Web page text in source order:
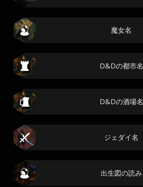
魔女名
D&Dの都市名
D&Dの酒場名
ジェダイ名
出生図の読み